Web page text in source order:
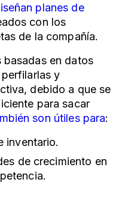
planes de
con los
de la compañía.
basadas en datos
y
debido a que se
para sacar
son útiles para:
inventario.
de crecimiento en